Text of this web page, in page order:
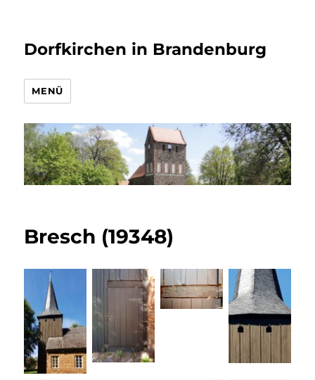
Dorfkirchen in Brandenburg
MENÜ
Bresch (19348)